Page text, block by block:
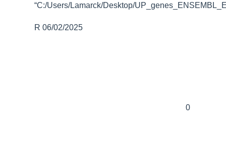
“C:/Users/Lamarck/Desktop/
R 06/02/2025
0